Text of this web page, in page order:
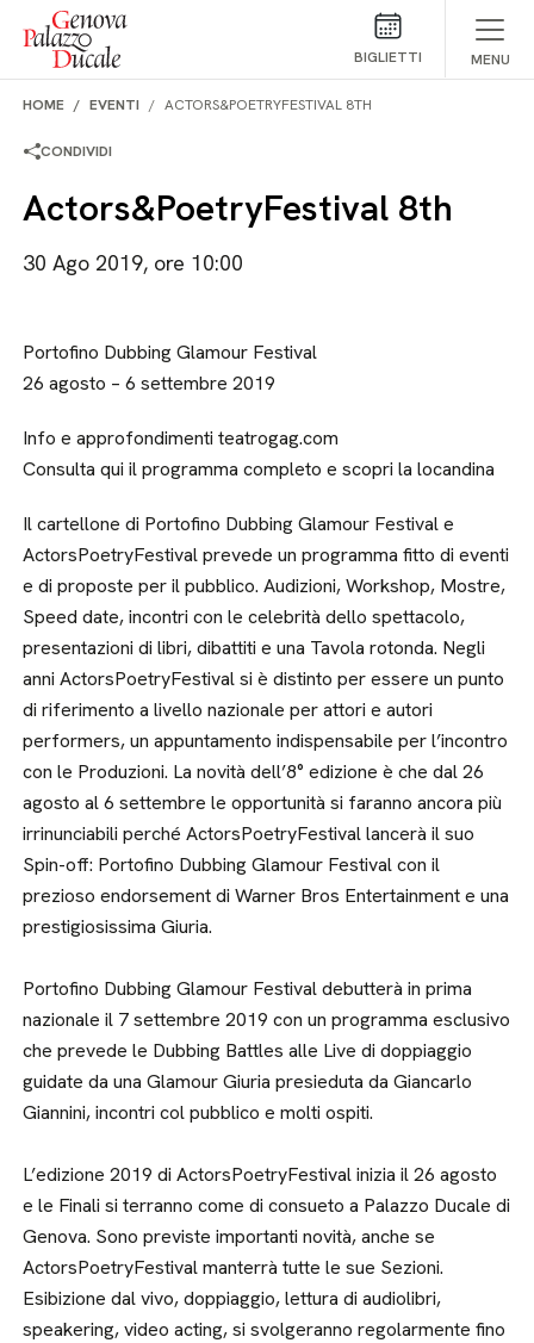
Salta al contenuto
BIGLIETTI MENU
HOME EVENTI ACTORS&POETRYFESTIVAL 8TH
CONDIVIDI
Actors&PoetryFestival 8th
30 Ago 2019, ore 10:00
Portofino Dubbing Glamour Festival
26 agosto – 6 settembre 2019
Info e approfondimenti teatrogag.com
Consulta qui il programma completo e scopri la locandina
Il cartellone di Portofino Dubbing Glamour Festival e
ActorsPoetryFestival prevede un programma fitto di eventi
e di proposte per il pubblico. Audizioni, Workshop, Mostre,
Speed date, incontri con le celebrità dello spettacolo,
presentazioni di libri, dibattiti e una Tavola rotonda. Negli
anni ActorsPoetryFestival si è distinto per essere un punto
di riferimento a livello nazionale per attori e autori
performers, un appuntamento indispensabile per l’incontro
con le Produzioni. La novità dell’8° edizione è che dal 26
agosto al 6 settembre le opportunità si faranno ancora più
irrinunciabili perché ActorsPoetryFestival lancerà il suo
Spin-off: Portofino Dubbing Glamour Festival con il
prezioso endorsement di Warner Bros Entertainment e una
prestigiosissima Giuria.
Portofino Dubbing Glamour Festival debutterà in prima
nazionale il 7 settembre 2019 con un programma esclusivo
che prevede le Dubbing Battles alle Live di doppiaggio
guidate da una Glamour Giuria presieduta da Giancarlo
Giannini, incontri col pubblico e molti ospiti.
L’edizione 2019 di ActorsPoetryFestival inizia il 26 agosto
e le Finali si terranno come di consueto a Palazzo Ducale di
Genova. Sono previste importanti novità, anche se
ActorsPoetryFestival manterrà tutte le sue Sezioni.
Esibizione dal vivo, doppiaggio, lettura di audiolibri,
speakering, video acting, si svolgeranno regolarmente fino